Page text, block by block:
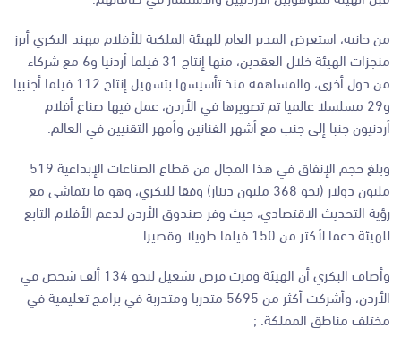
من جانبه، استعرض المدير العام للهيئة الملكية للأفلام مهند البكري أبرز
منجزات الهيئة خلال العقدين، منها إنتاج 31 فيلما أردنيا و6 مع شركاء
من دول أخرى، والمساهمة منذ تأسيسها بتسهيل إنتاج 112 فيلما أجنبيا
و29 مسلسلا عالميا تم تصويرها في الأردن، عمل فيها صناع أفلام
أردنيون جنبا إلى جنب مع أشهر الفنانين وأمهر التقنيين في العالم.
وبلغ حجم الإنفاق في هذا المجال من قطاع الصناعات الإبداعية 519
مليون دولار (نحو 368 مليون دينار) وفقا للبكري، وهو ما يتماشى مع
رؤية التحديث الاقتصادي، حيث وفر صندوق الأردن لدعم الأفلام التابع
للهيئة دعما لأكثر من 150 فيلما طويلا وقصيرا.
وأضاف البكري أن الهيئة وفرت فرص تشغيل لنحو 134 ألف شخص في
الأردن، وأشركت أكثر من 5695 متدربا ومتدربة في برامج تعليمية في
مختلف مناطق المملكة. ;